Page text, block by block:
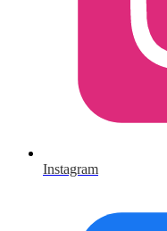
Instagram